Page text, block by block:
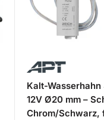
Kalt-
12V Ø20 mm –
Chrom/Schwarz,